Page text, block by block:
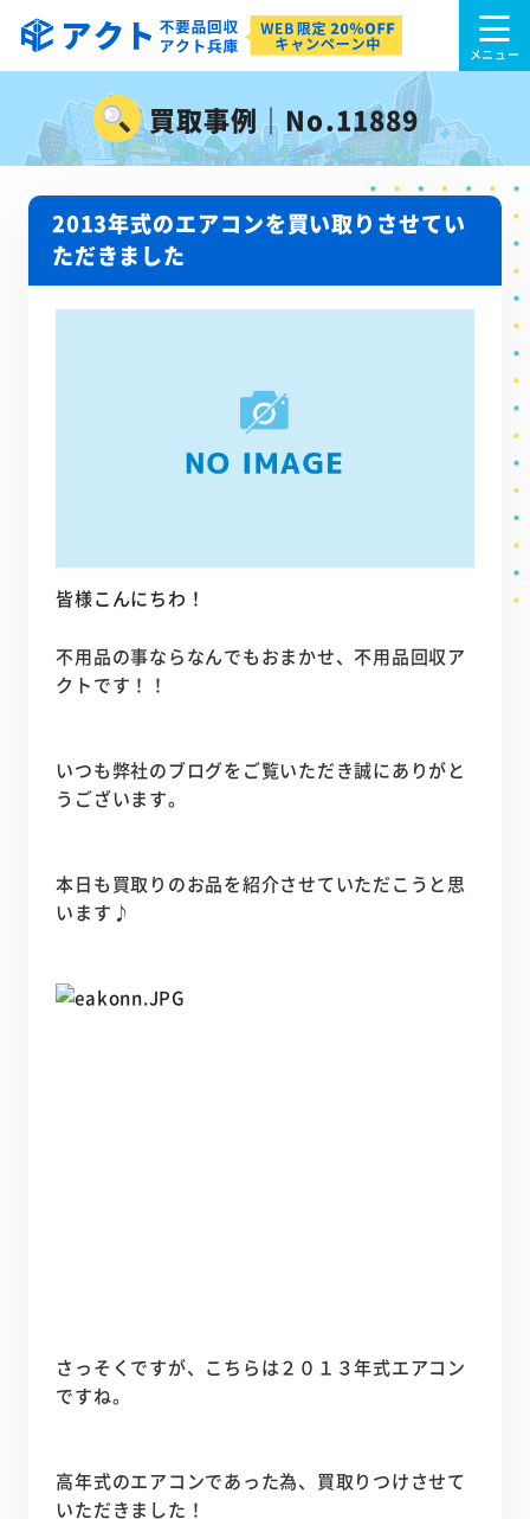
買取事例｜No.11889
2013年式のエアコンを買い取りさせてい
ただきました
皆様こんにちわ！
不用品の事ならなんでもおまかせ、不用品回収ア
クトです！！
いつも弊社のブログをご覧いただき誠にありがと
うございます。
本日も買取りのお品を紹介させていただこうと思
います♪
さっそくですが、こちらは２０１３年式エアコン
ですね。
高年式のエアコンであった為、買取りつけさせて
いただきました！